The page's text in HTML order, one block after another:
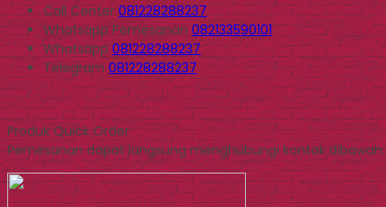
Call Center081228288237
WhatsappPemesanan 082133590101
Whatsapp081228288237
Telegram081228288237
Produk Quick Order
Pemesanan dapat langsung menghubungi kontak dibawah: